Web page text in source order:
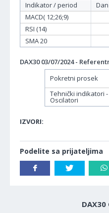
Indikator / period
MACD( 12;26;9)
RSI (14)
SMA 20
DAX30 03/07/2024 -
Pokretni prosek
Tehnički indikatori -
Oscilatori
IZVORI:
Podelite sa prijateljima